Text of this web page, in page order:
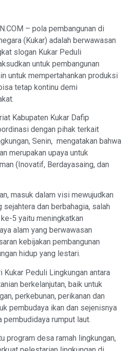
– pola pembangunan di
(Kukar) adalah berwawasan
slogan Kukar Peduli
untuk pembangunan
untuk mempertahankan produksi
tetap kontinu demi
Kabupaten Kukar Dafip
dengan pihak terkait
Senin, mengatakan bahwa
merupakan upaya untuk
(Inovatif, Berdayasaing, dan
masuk dalam visi mewujudkan
sejahtera dan berbahagia, salah
5 yaitu meningkatkan
alam yang berwawasan
kebijakan pembangunan
hidup yang lestari.
Kukar Peduli Lingkungan antara
berkelanjutan, baik untuk
perkebunan, perikanan dan
pembudaya ikan dan sejenisnya
rumput laut.
program desa ramah lingkungan,